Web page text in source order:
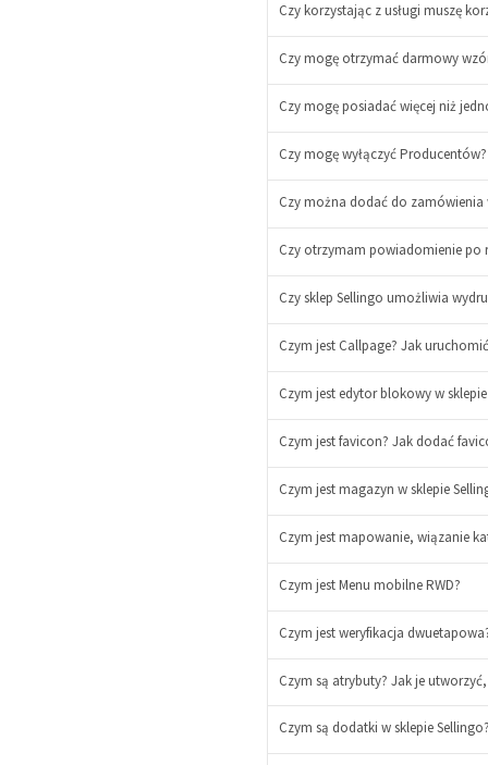
Czy korzystając z usługi muszę
Czy mogę otrzymać darmowy
Czy mogę posiadać więcej niż
Czy mogę wyłączyć
Czy można dodać do
Czy otrzymam powiadomienie po
Czy sklep Sellingo umożliwia
Czym jest Callpage? Jak
Czym jest edytor blokowy w
Czym jest favicon? Jak dodać
Czym jest magazyn w sklepie
Czym jest mapowanie, wiązanie
Czym jest Menu mobilne RWD?
Czym jest weryfikacja
Czym są atrybuty? Jak je
Czym są dodatki w sklepie